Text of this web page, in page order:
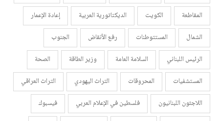
المقاطعة
الكويت الديكتاتورية العربية
إعادة الإعمار
الشمال
المستتوطنات رفع الأنقاض
الجنوب
الرئيس اللبناني
السلامة العامة وزير الطاقة
الصحة
المستشفيات
المحروقات التراث اليهودي
التراث العراقي
اللاجئون اللبنانيون
فلسطين في الإعلام العربي
فيسبوك